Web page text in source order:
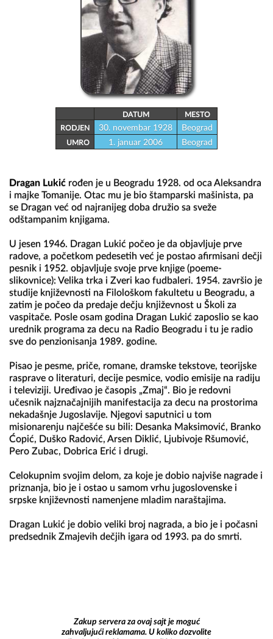
DATUM
MESTO
RODJEN
30. novembar 1928 Beograd
UMRO 1. januar 2006 Beograd
Dragan Lukić rođen je u Beogradu 1928. od oca Aleksandra
i majke Tomanije. Otac mu je bio štamparski mašinista, pa
se Dragan već od najranijeg doba družio sa sveže
odštampanim knjigama.
U jesen 1946. Dragan Lukić počeo je da objavljuje prve
radove, a početkom pedesetih već je postao afirmisani dečji
pesnik i 1952. objavljuje svoje prve knjige (poeme-
slikovnice): Velika trka i Zveri kao fudbaleri. 1954. završio je
studije književnosti na Filološkom fakultetu u Beogradu, a
zatim je počeo da predaje dečju književnost u Školi za
vaspitače. Posle osam godina Dragan Lukić zaposlio se kao
urednik programa za decu na Radio Beogradu i tu je radio
sve do penzionisanja 1989. godine.
Pisao je pesme, priče, romane, dramske tekstove, teorijske
rasprave o literaturi, decije pesmice, vodio emisije na radiju
i televiziji. Uređivao je časopis „Zmaj“. Bio je redovni
učesnik najznačajnijih manifestacija za decu na prostorima
nekadašnje Jugoslavije. Njegovi saputnici u tom
misionarenju najčešće su bili: Desanka Maksimović, Branko
Ćopić, Duško Radović, Arsen Diklić, Ljubivoje Ršumović,
Pero Zubac, Dobrica Erić i drugi.
Celokupnim svojim delom, za koje je dobio najviše nagrade i
priznanja, bio je i ostao u samom vrhu jugoslovenske i
srpske književnosti namenjene mladim naraštajima.
Dragan Lukić je dobio veliki broj nagrada, a bio je i počasni
predsednik Zmajevih dečjih igara od 1993. pa do smrti.
Zakup servera za ovaj sajt je moguć
zahvaljujući reklamama. U koliko dozvolite